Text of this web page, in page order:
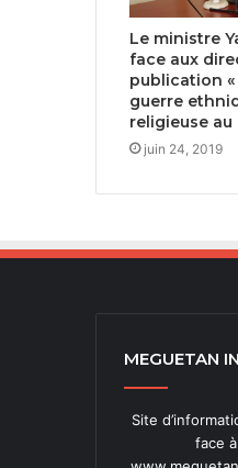
Le ministre
face aux
publication «
guerre
religieuse au
juin 24, 2019
MEGUETAN
Site
face